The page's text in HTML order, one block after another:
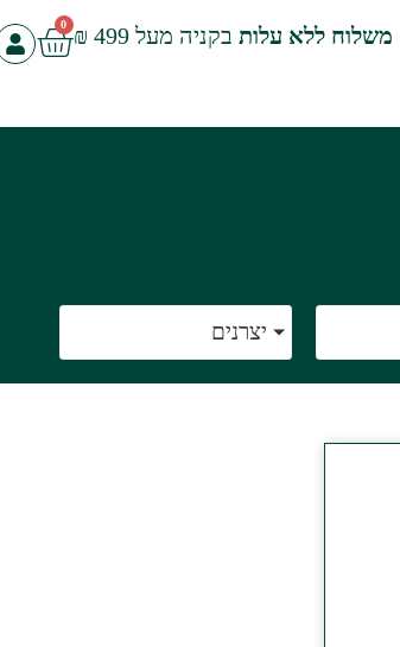
משלוח ללא עלות בקניה מעל 499 ₪ 0
יצרנים